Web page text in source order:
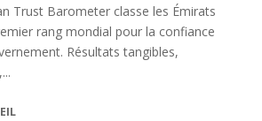
Trust Barometer classe les Émirats
rang mondial pour la confiance
Résultats tangibles,